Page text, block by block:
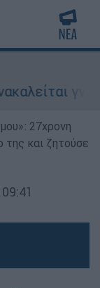
27χρονη
και ζητούσε